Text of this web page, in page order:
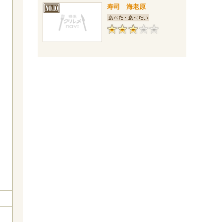
寿司 海老原